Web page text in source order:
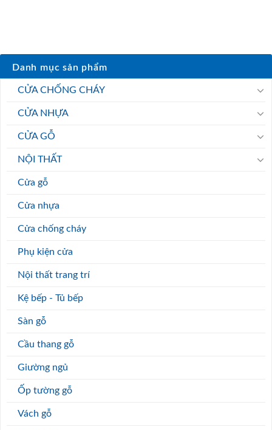
Danh mục sản phẩm
CỬA CHỐNG CHÁY
CỬA NHỰA
CỬA GỖ
NỘI THẤT
Cửa gỗ
Cửa nhựa
Cửa chống cháy
Phụ kiện cửa
Nội thất trang trí
Kệ bếp - Tủ bếp
Sàn gỗ
Cầu thang gỗ
Giường ngủ
Ốp tường gỗ
Vách gỗ